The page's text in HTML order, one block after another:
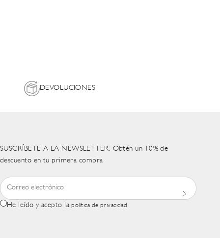
DEVOLUCIONES
SUSCRÍBETE A LA NEWSLETTER. Obtén un 10% de
descuento en tu primera compra
He leído y acepto lapolítica de privacidad